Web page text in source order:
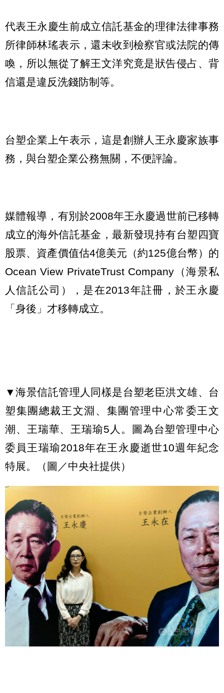
代表王永慶生前成立信託基金的理律法律事務
所律師林瑤表示，還未收到檢察官或法院的傳
喚，所以無從了解王文洋究竟是狀告侵占、背
信還是違反洗錢防制等。
台塑企業上午表示，這是創辦人王永慶家族事
務，與台塑企業公務無關，不便評論。
媒體報導，有別於2008年王永慶過世前已移轉
成立的海外信託基金，最新發現持有台塑四寶
股票、資產價值估4億美元（約125億台幣）的
Ocean View PrivateTrust Company（海景私
人信託公司），是在2013年註冊，於王永慶
「身後」才移轉成立。
▼海景信託管理人同樣是台塑老臣洪文雄、台
塑集團總裁王文淵、集團管理中心常委王文
潮、王瑞華、王瑞瑜5人。圖為台塑管理中心
委員王瑞瑜2018年在王永慶逝世10週年紀念
特展。（圖／中央社提供）